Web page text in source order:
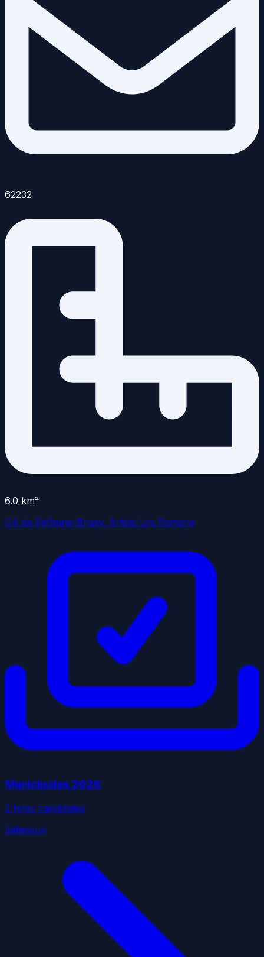
62232
6.0 km²
CA de Béthune-Bruay, Artois-Lys Romane
Municipales 2026
2 listes candidates
datagouv